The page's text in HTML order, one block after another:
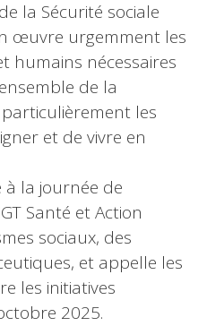
la Sécurité sociale
œuvre urgemment les
humains nécessaires
de la
les
et de vivre en
à la journée de
Santé et Action
sociaux, des
et appelle les
les initiatives
2025.